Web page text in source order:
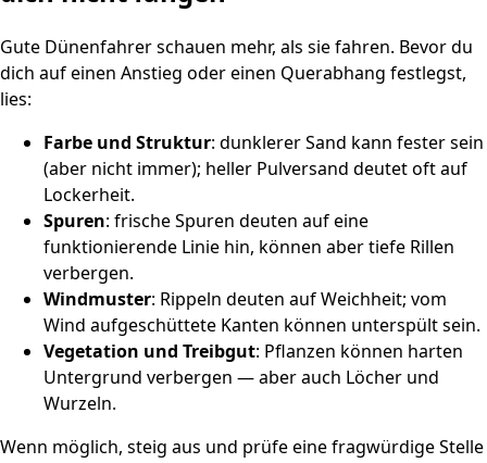
Gute Dünenfahrer schauen mehr, als sie fahren. Bevor du
dich auf einen Anstieg oder einen Querabhang festlegst,
lies:
Farbe und Struktur: dunklerer Sand kann fester sein
(aber nicht immer); heller Pulversand deutet oft auf
Lockerheit.
Spuren: frische Spuren deuten auf eine
funktionierende Linie hin, können aber tiefe Rillen
verbergen.
Windmuster: Rippeln deuten auf Weichheit; vom
Wind aufgeschüttete Kanten können unterspült sein.
Vegetation und Treibgut: Pflanzen können harten
Untergrund verbergen — aber auch Löcher und
Wurzeln.
Wenn möglich, steig aus und prüfe eine fragwürdige Stelle